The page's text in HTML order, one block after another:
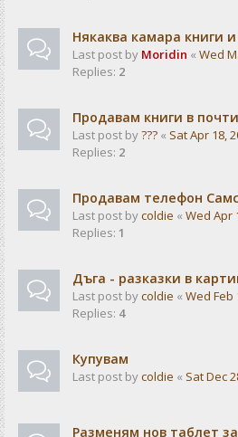
Някаква камара книги
Last post by Moridin « Wed
Replies: 2
Продавам книги в
Last post by??? « Sat Apr 18,
Replies: 2
Продавам телефон
Last post bycoldie « Wed Apr
Replies: 1
Дъга - разказки в
Last post bycoldie « Wed Feb
Replies: 4
Купувам
Last post bycoldie « Sat Dec
Разменям нов таблет